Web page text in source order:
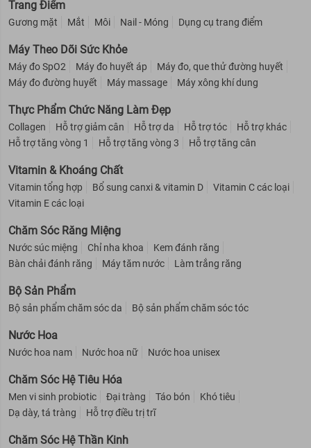
Trang Điểm
Gương mặt Mắt Môi Nail - Móng Dụng cụ trang điểm
Máy Theo Dõi Sức Khỏe
Máy đo SpO2 Máy đo huyết áp
Máy đo, que thử đường huyết
Máy đo đường huyết
Máy massage Máy xông khí dung
Thực Phẩm Chức Năng Làm Đẹp
Collagen Hỗ trợ giảm cân Hỗ trợ da Hỗ trợ tóc
Hỗ trợ khác
Hỗ trợ tăng vòng 1
Hỗ trợ tăng vòng 3 Hỗ trợ tăng cân
Vitamin & Khoáng Chất
Vitamin tổng hợp Bổ sung canxi & vitamin D
Vitamin C các loại
Vitamin E các loại
Chăm Sóc Răng Miệng
Nước súc miệng Chỉ nha khoa
Kem đánh răng
Bàn chải đánh răng
Máy tăm nước Làm trắng răng
Bộ Sản Phẩm
Bộ sản phẩm chăm sóc da Bộ sản phẩm chăm sóc tóc
Nước Hoa
Nước hoa nam Nước hoa nữ Nước hoa unisex
Chăm Sóc Hệ Tiêu Hóa
Men vi sinh probiotic Đại tràng Táo bón
Khó tiêu
Dạ dày, tá tràng
Hỗ trợ điều trị trĩ
Chăm Sóc Hệ Thần Kinh